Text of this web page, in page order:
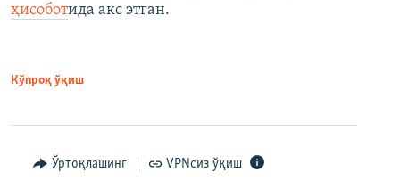
ҳисоботида акс этган.
Кўпроқ ўқиш
Ўртоқлашинг VPNсиз ўқиш